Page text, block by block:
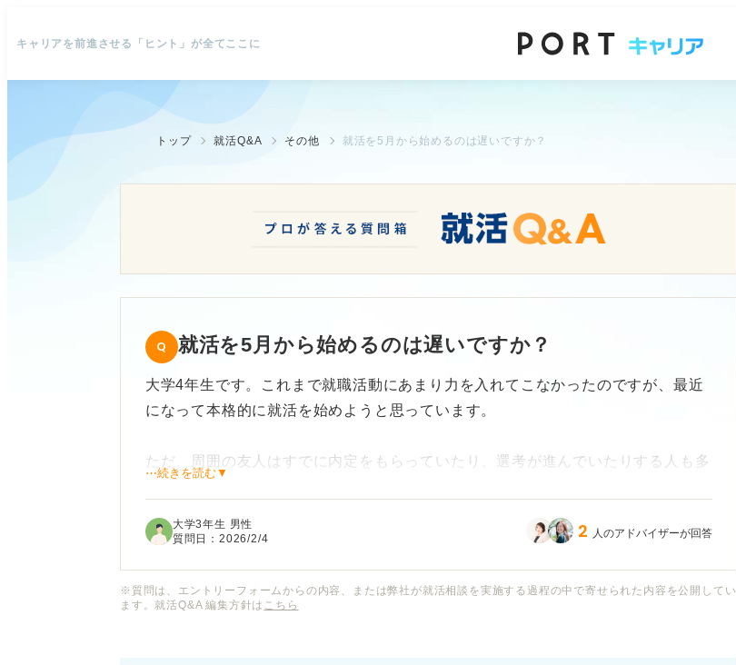
キャリアを前進させる「ヒント」が全てここに
トップ 就活Q&A その他 就活を5月から始めるのは遅いですか？
就活を5月から始めるのは遅いですか？
大学4年生です。これまで就職活動にあまり力を入れてこなかったのですが、最近
になって本格的に就活を始めようと思っています。
ただ、周囲の友人はすでに内定をもらっていたり、選考が進んでいたりする人も多
特に、夏採用や追加募集などのチャンスがまだあるのか、どんな企業を狙うべきか
大学4年の5月から就活を始めるのは出遅れになるのでしょうか？
⋯続きを読む▼
大学3年生 男性
質問日：2026/2/4 2 人のアドバイザーが回答
※質問は、エントリーフォームからの内容、または弊社が就活相談を実施する過程の中で寄せられた内容を公開してい
ます。就活Q&A 編集方針は こちら